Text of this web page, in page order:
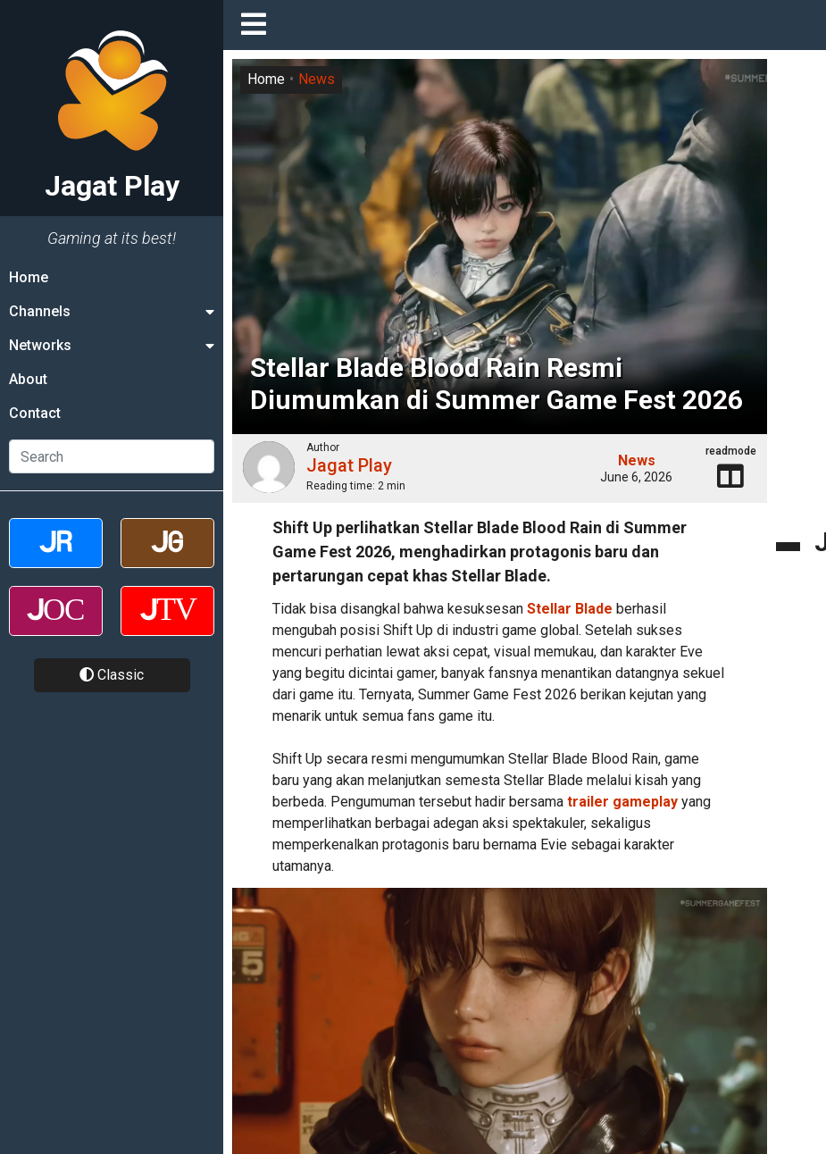
Jagat Play
Gaming at its best!
Home
Channels
Networks
About
Contact
Classic
Stellar Blade Blood Rain Resmi
Diumumkan di Summer Game Fest 2026
Home News
Author
Jagat Play
Reading time: 2 min
News
June 6, 2026
readmode
Shift Up perlihatkan Stellar Blade Blood Rain di Summer
Game Fest 2026, menghadirkan protagonis baru dan
pertarungan cepat khas Stellar Blade.
Tidak bisa disangkal bahwa kesuksesan Stellar Blade berhasil
mengubah posisi Shift Up di industri game global. Setelah sukses
mencuri perhatian lewat aksi cepat, visual memukau, dan karakter Eve
yang begitu dicintai gamer, banyak fansnya menantikan datangnya sekuel
dari game itu. Ternyata, Summer Game Fest 2026 berikan kejutan yang
menarik untuk semua fans game itu.
Shift Up secara resmi mengumumkan Stellar Blade Blood Rain, game
baru yang akan melanjutkan semesta Stellar Blade melalui kisah yang
berbeda. Pengumuman tersebut hadir bersama trailer gameplayyang
memperlihatkan berbagai adegan aksi spektakuler, sekaligus
memperkenalkan protagonis baru bernama Evie sebagai karakter
utamanya.